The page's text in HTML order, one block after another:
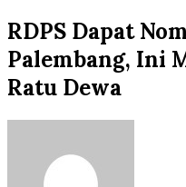
RDPS Dapat
Palembang, Ini
Ratu Dewa